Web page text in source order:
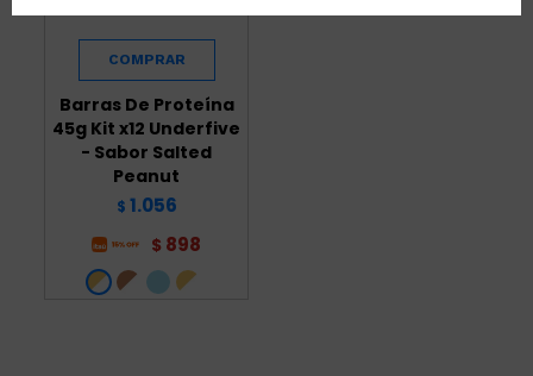
Barras De Proteína
45g Kit x12 Underfive
- Sabor Salted
Peanut
$ 1.056
$ 898